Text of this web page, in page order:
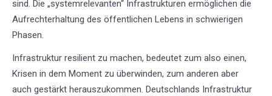
sind. Die „systemrelevanten“ Infrastrukturen ermöglichen die
Aufrechterhaltung des öffentlichen Lebens in schwierigen
Phasen.
Infrastruktur resilient zu machen, bedeutet zum also einen,
Krisen in dem Moment zu überwinden, zum anderen aber
auch gestärkt herauszukommen. Deutschlands Infrastruktur